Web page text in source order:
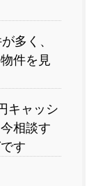
多く、
件を見
キャッシ
相談す
す